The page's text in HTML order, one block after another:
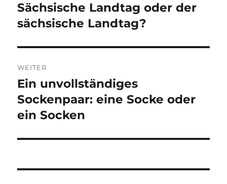
Beitrag:
Sächsische Landtag oder der
sächsische Landtag?
WEITER
Nächster
Beitrag:
Ein unvollständiges
Sockenpaar: eine Socke oder
ein Socken